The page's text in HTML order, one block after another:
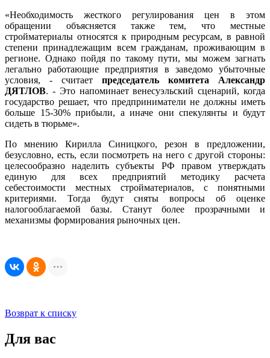
«Необходимость жесткого регулирования цен в этом
обращении объясняется также тем, что местные
стройматериалы относятся к природным ресурсам, в равной
степени принадлежащим всем гражданам, проживающим в
регионе. Однако пойдя по такому пути, мы можем загнать
легально работающие предприятия в заведомо убыточные
условия, - считает председатель комитета Александр
ДЯТЛОВ. - Это напоминает венесуэльский сценарий, когда
государство решает, что предприниматели не должны иметь
больше 15-30% прибыли, а иначе они спекулянты и будут
сидеть в тюрьме».
По мнению Кирилла Синицкого, резон в предложении,
безусловно, есть, если посмотреть на него с другой стороны:
целесообразно наделить субъекты РФ правом утверждать
единую для всех предприятий методику расчета
себестоимости местных стройматериалов, с понятными
критериями. Тогда будут сняты вопросы об оценке
налогооблагаемой базы. Станут более прозрачными и
механизмы формирования рыночных цен.
Возврат к списку
Для вас